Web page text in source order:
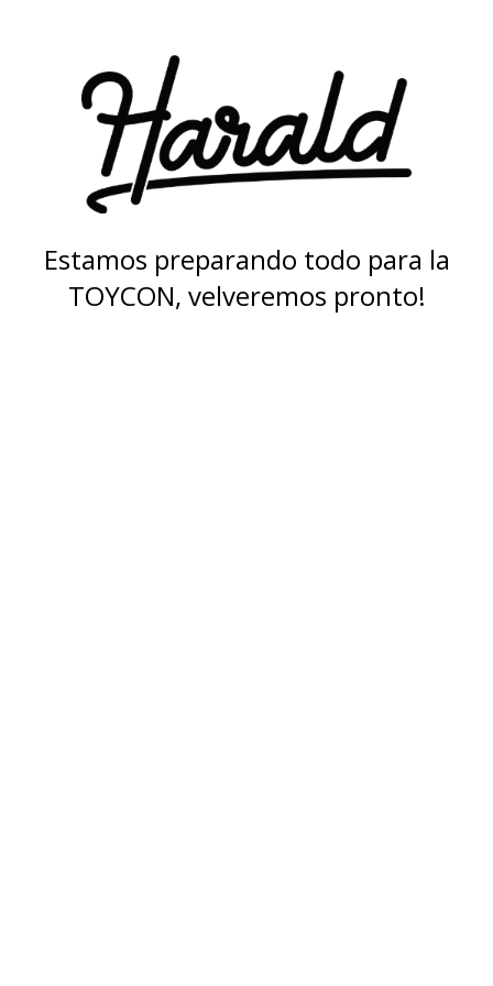
Estamos preparando todo para la
TOYCON, velveremos pronto!